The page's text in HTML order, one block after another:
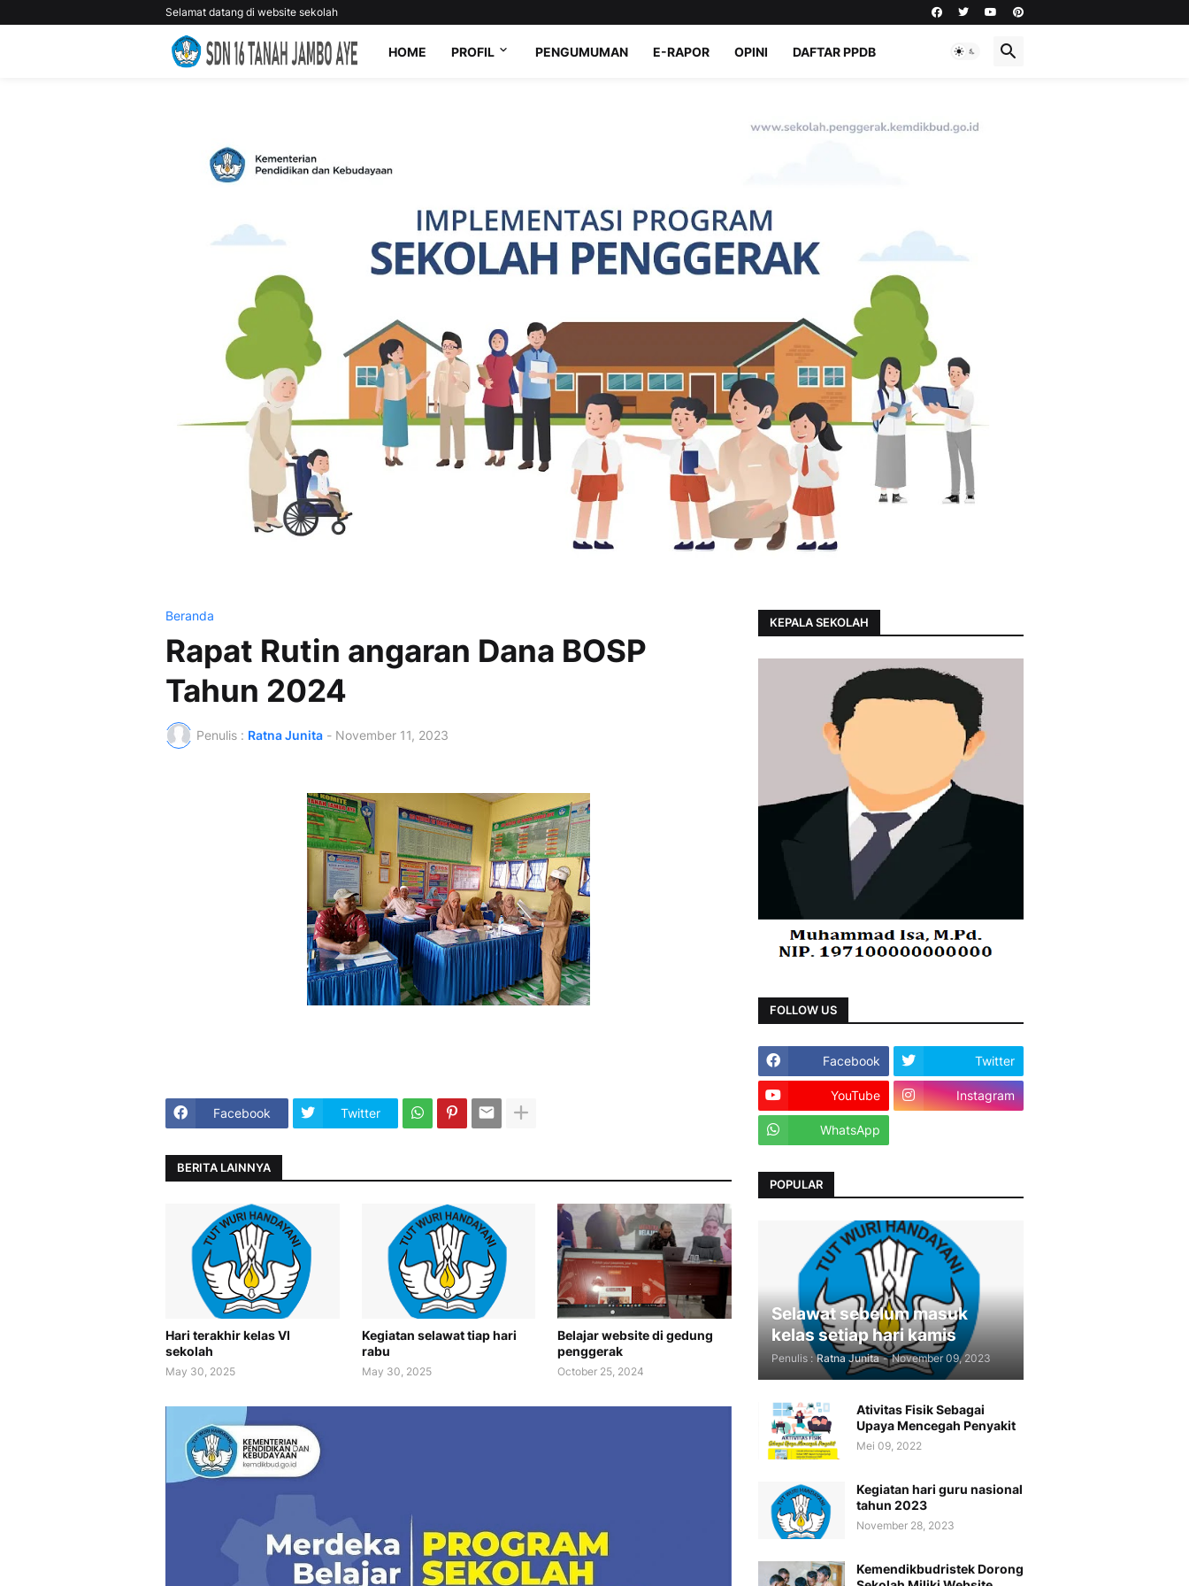
Selamat datang di website sekolah
HOME PROFIL PENGUMUMAN E-RAPOR OPINI DAFTAR PPDB
Beranda
Rapat Rutin angaran Dana BOSP
Tahun 2024
Penulis : Ratna Junita - November 11, 2023
Facebook Twitter
BERITA LAINNYA
Hari terakhir kelas VI
sekolah
May 30, 2025
Kegiatan selawat tiap hari
rabu
May 30, 2025
Belajar website di gedung
penggerak
October 25, 2024
KEPALA SEKOLAH
FOLLOW US
Facebook Twitter
YouTube Instagram
WhatsApp
POPULAR
Selawat sebelum masuk
kelas setiap hari kamis
Penulis : Ratna Junita - November 09, 2023
Ativitas Fisik Sebagai
Upaya Mencegah Penyakit
Mei 09, 2022
Kegiatan hari guru nasional
tahun 2023
November 28, 2023
Kemendikbudristek Dorong